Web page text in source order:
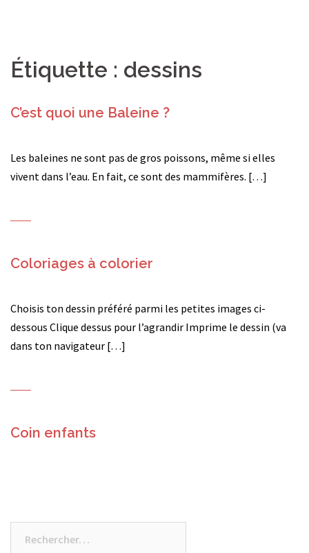
Étiquette : dessins
C’est quoi une Baleine ?
Les baleines ne sont pas de gros poissons, même si elles
vivent dans l’eau. En fait, ce sont des mammifères. […]
Coloriages à colorier
Choisis ton dessin préféré parmi les petites images ci-
dessous Clique dessus pour l’agrandir Imprime le dessin (va
dans ton navigateur […]
Coin enfants